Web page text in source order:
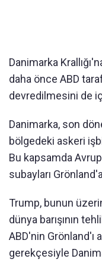
Danimarka
daha önce ABD
devredilmesini de
Danimarka, son
bölgedeki askeri
Bu kapsamda
subayları
Trump, bunun
dünya barışının
ABD'nin Grönland'ı
gerekçesiyle